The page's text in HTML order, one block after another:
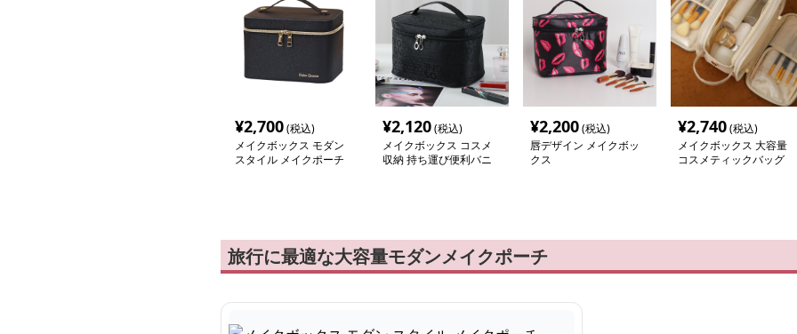
¥2,700(税込)
メイクボックス モダン
スタイル メイクポーチ
¥2,120(税込)
メイクボックス コスメ
収納 持ち運び便利バニ
¥2,200(税込)
唇デザイン メイクボッ
クス
¥2,740(税込)
メイクボックス 大容量
コスメティックバッグ
旅行に最適な大容量モダンメイクポーチ